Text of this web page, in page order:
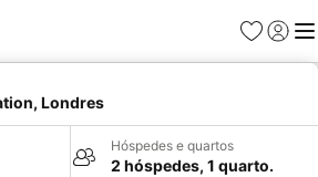
Favoritos
Iniciar
Londres
Hóspedes e quartos
2 hóspedes, 1 quarto.